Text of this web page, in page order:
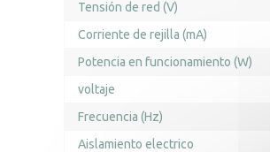
Tensión de red (V)
Corriente de rejilla (mA)
Potencia en funcionamiento (W)
voltaje
Frecuencia (Hz)
Aislamiento electrico